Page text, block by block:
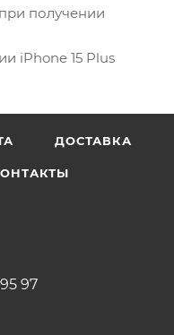
получении
iPhone 15 Plus
ДОСТАВКА
97